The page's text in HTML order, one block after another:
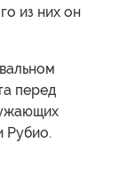
из них он
перед
Рубио.